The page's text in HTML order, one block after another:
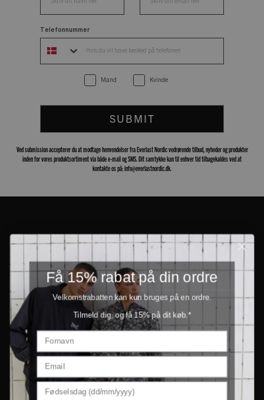
Telefonnummer
Mand Kvinde
SUBMIT
Ved submission accepterer du at modtage henvendelser fra Everlast Nordic vedrørende tilbud, nyheder og produkter
inden for vores produktsortiment via både e-mail og SMS. Dit samtykke kan til enhver tid tilbagekaldes ved at
kontakte os på: info@everlastnordic.dk.
PRODUCTS
INFORMATION
Få 15% rabat på din ordre
Velkomstrabatten kan kun bruges på en ordre.
Tilmeld dig, og få 15% på dit køb.*